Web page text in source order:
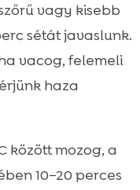
vagy kisebb
sétát javaslunk.
vacog, felemeli
haza
között mozog, a
10–20 perces